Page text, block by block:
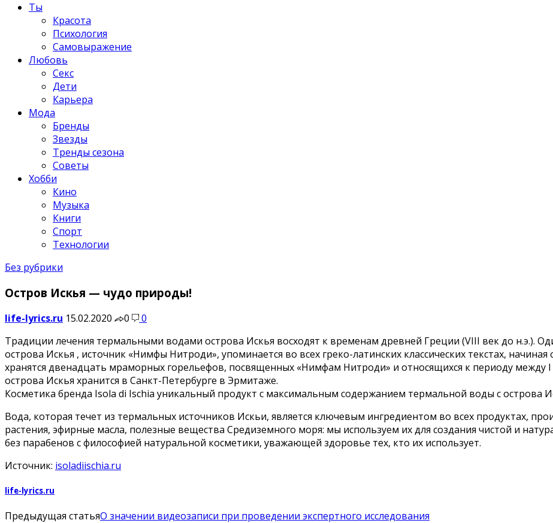
Ты
Красота
Психология
Самовыражение
Любовь
Секс
Дети
Карьера
Мода
Бренды
Звезды
Тренды сезона
Советы
Хобби
Кино
Музыка
Книги
Спорт
Технологии
Без рубрики
Остров Искья — чудо природы!
life-lyrics.ru 15.02.2020 0
0
Традиции лечения термальными водами острова Искья восходят к временам древней Греции (VIII век до н.э.).
острова Искья , источник «Нимфы Нитроди», упоминается во всех греко-латинских классических текстах,
хранятся двенадцать мраморных горельефов, посвященных «Нимфам Нитроди» и относящихся к периоду между
острова Искья хранится в Санкт-Петербурге в Эрмитаже.
Косметика бренда Isola di Ischia уникальный продукт с максимальным содержанием термальной воды с острова
Вода, которая течет из термальных источников Искьи, является ключевым ингредиентом во всех продуктах,
растения, эфирные масла, полезные вещества Средиземного моря: мы используем их для создания чистой и
без парабенов с философией натуральной косметики, уважающей здоровье тех, кто их использует.
Источник: isoladiischia.ru
life-lyrics.ru
Предыдущая статьяО значении видеозаписи при проведении экспертного исследования